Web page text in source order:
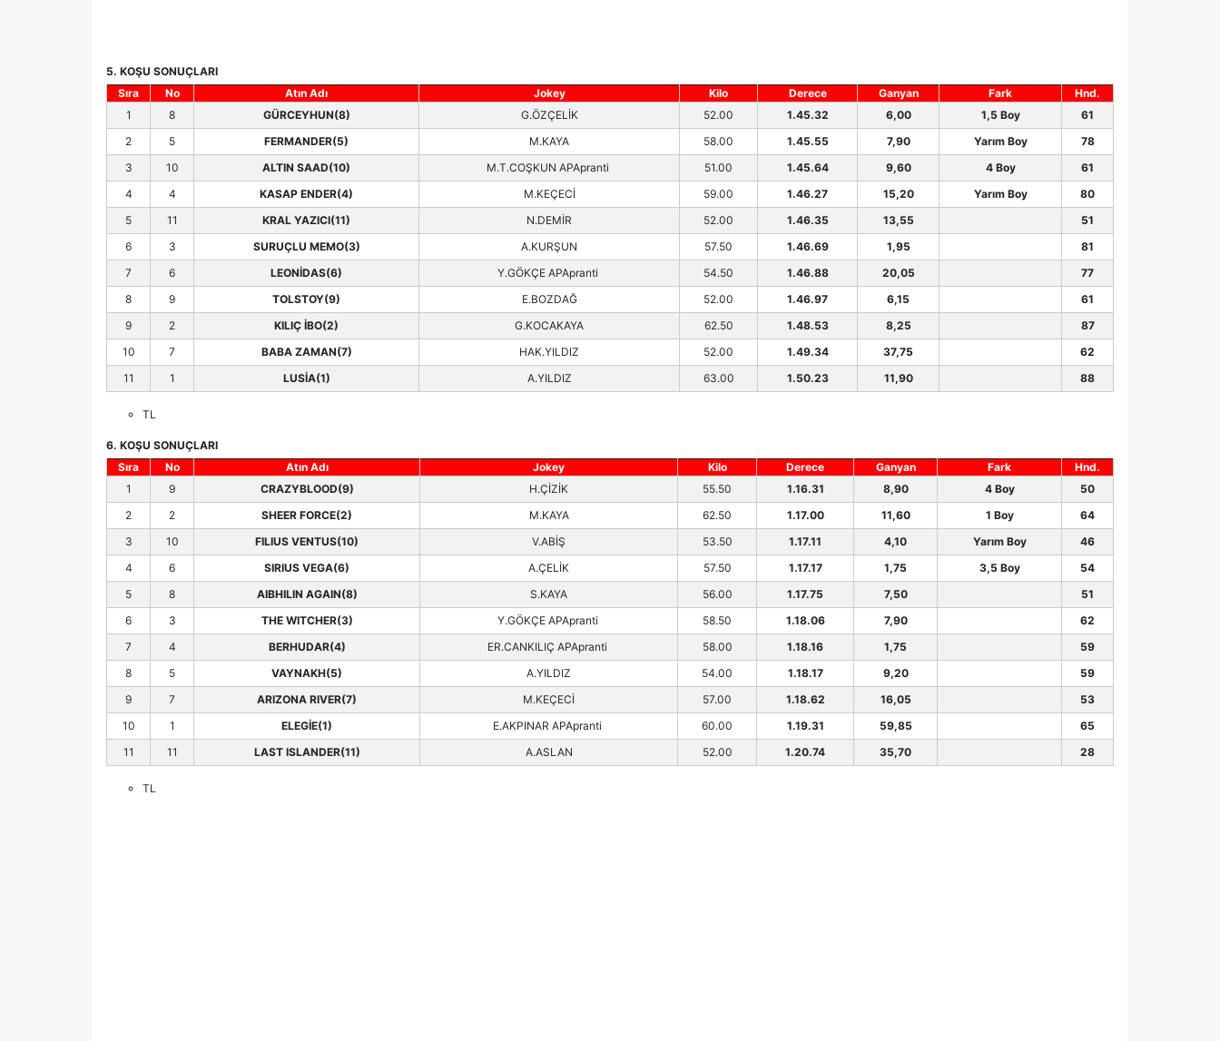
5. KOŞU SONUÇLARI
Sıra
No Atın Adı Jokey Kilo Derece Ganyan Fark
Hnd.
1
8 GÜRCEYHUN(8) G.ÖZÇELİK 52.00 1.45.32 6,00 1,5 Boy
61
2
5 FERMANDER(5) M.KAYA 58.00 1.45.55 7,90 Yarım Boy
78
3
10 ALTIN SAAD(10) M.T.COŞKUN APApranti 51.00 1.45.64 9,60 4 Boy
61
4
4 KASAP ENDER(4) M.KEÇECİ 59.00 1.46.27 15,20 Yarım Boy
80
5
11 KRAL YAZICI(11) N.DEMİR 52.00 1.46.35 13,55
51
6
3 SURUÇLU MEMO(3) A.KURŞUN 57.50 1.46.69 1,95
81
7
6 LEONİDAS(6) Y.GÖKÇE APApranti 54.50 1.46.88 20,05
77
8
9 TOLSTOY(9) E.BOZDAĞ 52.00 1.46.97 6,15
61
9
2 KILIÇ İBO(2) G.KOCAKAYA 62.50 1.48.53 8,25
87
10
7 BABA ZAMAN(7) HAK.YILDIZ 52.00 1.49.34 37,75
62
11
1 LUSİA(1) A.YILDIZ 63.00 1.50.23 11,90 88
TL
6. KOŞU SONUÇLARI
Sıra
No Atın Adı Jokey Kilo Derece Ganyan Fark
Hnd.
1
9 CRAZYBLOOD(9) H.ÇİZİK 55.50 1.16.31 8,90 4 Boy
50
2
2 SHEER FORCE(2) M.KAYA 62.50 1.17.00 11,60 1 Boy
64
3
10 FILIUS VENTUS(10) V.ABİŞ 53.50 1.17.11 4,10 Yarım Boy
46
4
6 SIRIUS VEGA(6) A.ÇELİK 57.50 1.17.17 1,75 3,5 Boy
54
5
8 AIBHILIN AGAIN(8) S.KAYA 56.00 1.17.75 7,50
51
6
3 THE WITCHER(3) Y.GÖKÇE APApranti 58.50 1.18.06 7,90
62
7
4 BERHUDAR(4) ER.CANKILIÇ APApranti 58.00 1.18.16 1,75
59
8
5 VAYNAKH(5) A.YILDIZ 54.00 1.18.17 9,20
59
9
7 ARIZONA RIVER(7) M.KEÇECİ 57.00 1.18.62 16,05
53
10
1 ELEGİE(1) E.AKPINAR APApranti 60.00 1.19.31 59,85
65
11
11 LAST ISLANDER(11) A.ASLAN 52.00 1.20.74 35,70 28
TL